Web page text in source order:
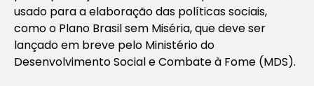
usado para a elaboração das políticas sociais,
como o Plano Brasil sem Miséria, que deve ser
lançado em breve pelo Ministério do
Desenvolvimento Social e Combate à Fome (MDS).